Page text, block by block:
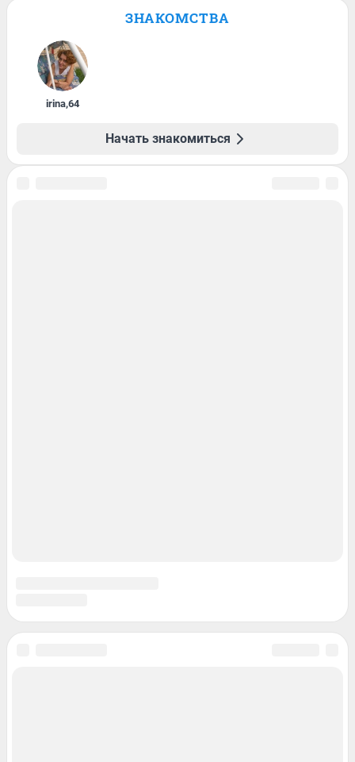
ЗНАКОМСТВА
irina,64
Начать знакомиться